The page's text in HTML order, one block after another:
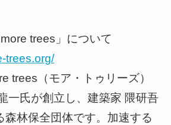
more trees」について
trees.org/
trees（モア・トゥリーズ）
一氏が創立し、建築家 隈研吾
森林保全団体です。加速する